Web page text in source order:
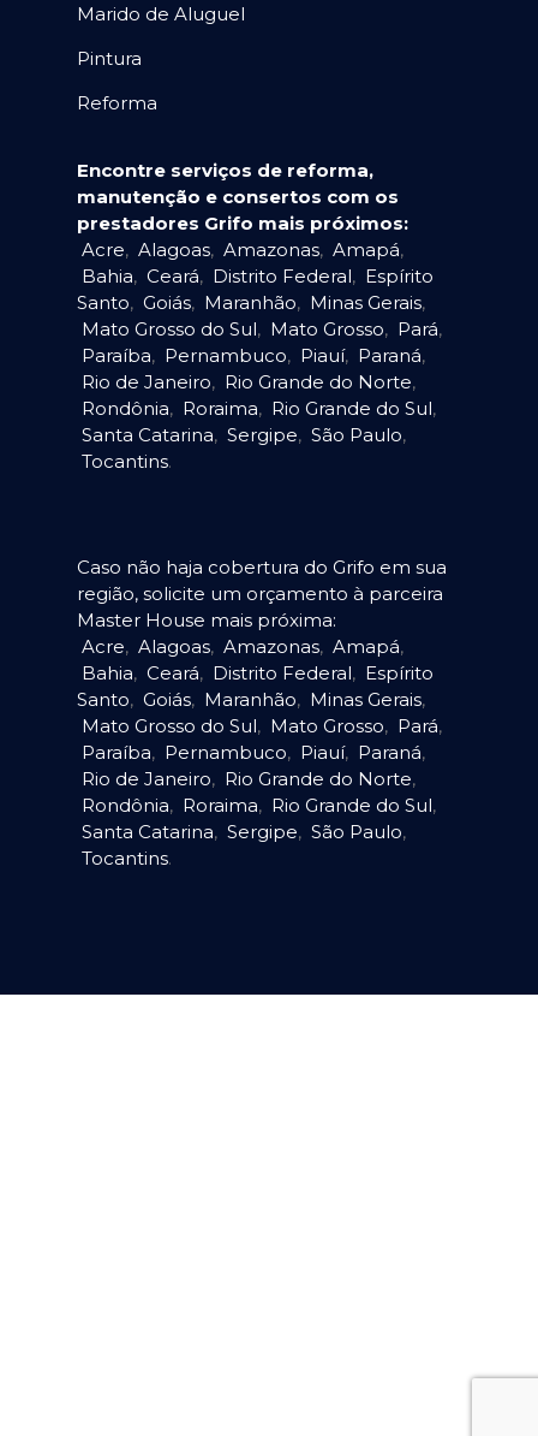
Marido de Aluguel
Pintura
Reforma
Encontre serviços de reforma,
manutenção e consertos com os
prestadores Grifo mais próximos:
Acre, Alagoas, Amazonas, Amapá,
Bahia, Ceará, Distrito Federal, Espírito
Santo, Goiás, Maranhão, Minas Gerais,
Mato Grosso do Sul, Mato Grosso, Pará,
Paraíba, Pernambuco, Piauí, Paraná,
Rio de Janeiro, Rio Grande do Norte,
Rondônia, Roraima, Rio Grande do Sul,
Santa Catarina, Sergipe, São Paulo,
Tocantins.
Caso não haja cobertura do Grifo em sua
região, solicite um orçamento à parceira
Master House mais próxima:
Acre, Alagoas, Amazonas, Amapá,
Bahia, Ceará, Distrito Federal, Espírito
Santo, Goiás, Maranhão, Minas Gerais,
Mato Grosso do Sul, Mato Grosso, Pará,
Paraíba, Pernambuco, Piauí, Paraná,
Rio de Janeiro, Rio Grande do Norte,
Rondônia, Roraima, Rio Grande do Sul,
Santa Catarina, Sergipe, São Paulo,
Tocantins.